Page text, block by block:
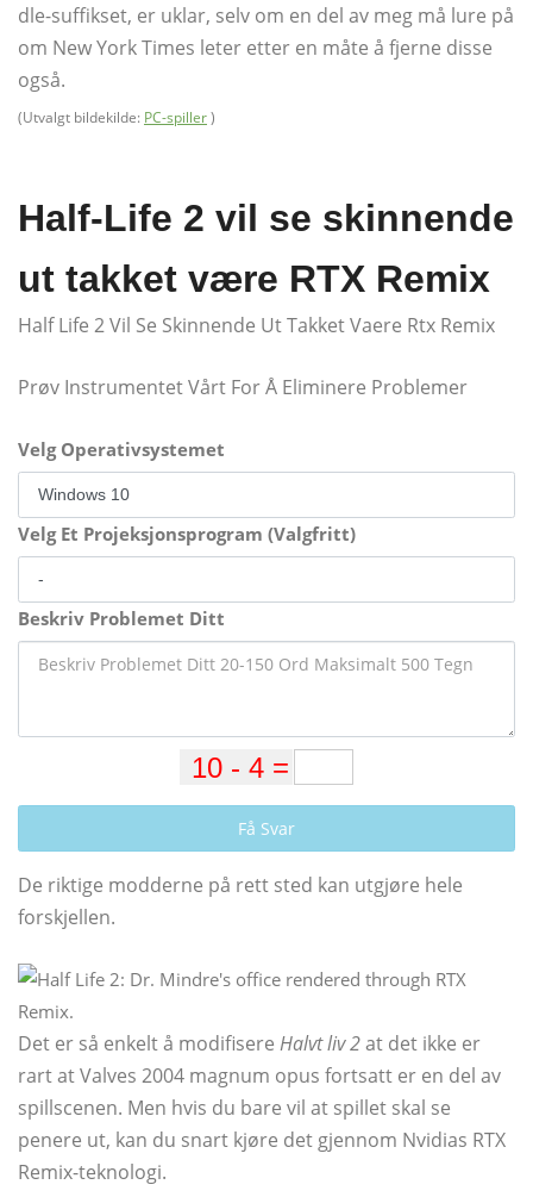
dle-suffikset, er uklar, selv om en del av meg må lure på
om New York Times leter etter en måte å fjerne disse
også.
(Utvalgt bildekilde: PC-spiller)
Half-Life 2 vil se skinnende
ut takket være RTX Remix
Half Life 2 Vil Se Skinnende Ut Takket Vaere Rtx Remix
Prøv Instrumentet Vårt For Å Eliminere Problemer
Velg Operativsystemet
Velg Et Projeksjonsprogram (Valgfritt)
Beskriv Problemet Ditt
Få Svar
De riktige modderne på rett sted kan utgjøre hele
forskjellen.
Det er så enkelt å modifisere Halvt liv 2at det ikke er
rart at Valves 2004 magnum opus fortsatt er en del av
spillscenen. Men hvis du bare vil at spillet skal se
penere ut, kan du snart kjøre det gjennom Nvidias RTX
Remix-teknologi.